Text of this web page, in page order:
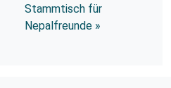
Stammtisch für
Nepalfreunde »